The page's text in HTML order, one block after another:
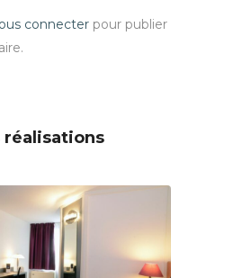
connecter pour publier
réalisations